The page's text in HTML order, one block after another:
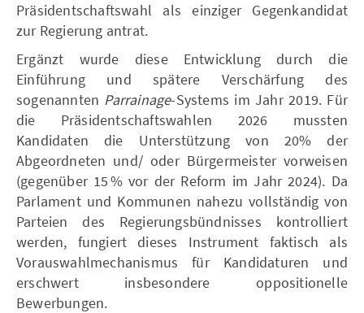
Präsidentschaftswahl als einziger Gegenkandidat
zur Regierung antrat.
Ergänzt wurde diese Entwicklung durch die
Einführung und spätere Verschärfung des
sogenannten Parrainage-Systems im Jahr 2019. Für
die Präsidentschaftswahlen 2026 mussten
Kandidaten die Unterstützung von 20% der
Abgeordneten und/ oder Bürgermeister vorweisen
(gegenüber 15 % vor der Reform im Jahr 2024). Da
Parlament und Kommunen nahezu vollständig von
Parteien des Regierungsbündnisses kontrolliert
werden, fungiert dieses Instrument faktisch als
Vorauswahlmechanismus für Kandidaturen und
erschwert insbesondere oppositionelle
Bewerbungen.